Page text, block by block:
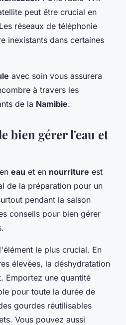
peut être crucial en
réseaux de téléphonie
inexistants dans certaines
avec soin vous assurera
à travers les
de la Namibie.
bien gérer l'eau et
eau et en nourriture est
de la préparation pour un
pendant la saison
conseils pour bien gérer
le plus crucial. En
élevées, la déshydratation
Emportez une quantité
pour toute la durée de
gourdes réutilisables
Vous pouvez aussi